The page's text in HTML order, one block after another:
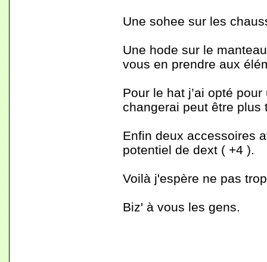
Une sohee sur les
Une hode sur le
vous en prendre aux
Pour le hat j’ai opté
changerai peut être plus
Enfin deux accessoires
potentiel de dext ( +4 ).
Voilà j'espère ne pas
Biz' à vous les gens.